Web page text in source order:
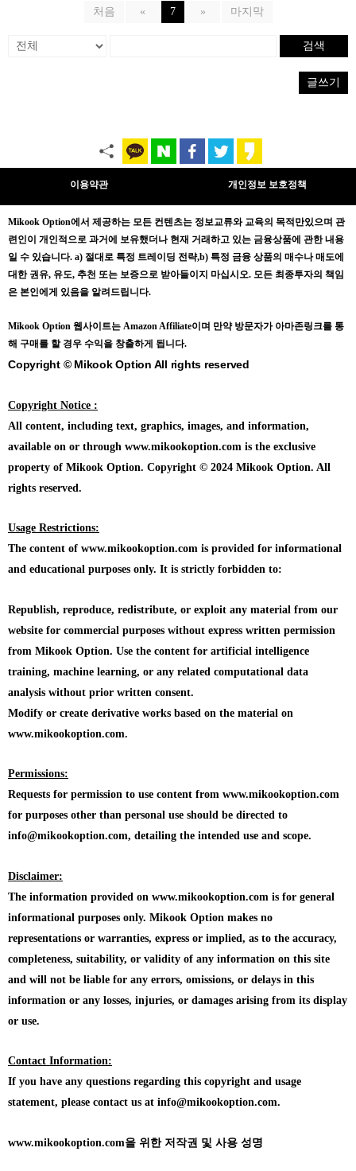
처음 « 7 » 마지막
검색
글쓰기
이용약관 개인정보 보호정책
Mikook Option에서 제공하는 모든 컨텐츠는 정보교류와 교육의 목적만있으며 관
련인이 개인적으로 과거에 보유했더나 현재 거래하고 있는 금융상품에 관한 내용
일 수 있습니다. a) 절대로 특정 트레이딩 전략,b) 특정 금융 상품의 매수나 매도에
대한 권유, 유도, 추천 또는 보증으로 받아들이지 마십시오. 모든 최종투자의 책임
은 본인에게 있음을 알려드립니다.
Mikook Option 웹사이트는 Amazon Affiliate이며 만약 방문자가 아마존링크를 통
해 구매를 할 경우 수익을 창출하게 됩니다.
Copyright © Mikook Option All rights reserved
Copyright Notice :
All content, including text, graphics, images, and information,
available on or through www.mikookoption.com is the exclusive
property of Mikook Option. Copyright © 2024 Mikook Option. All
rights reserved.
Usage Restrictions:
The content of www.mikookoption.com is provided for informational
and educational purposes only. It is strictly forbidden to:
Republish, reproduce, redistribute, or exploit any material from our
website for commercial purposes without express written permission
from Mikook Option. Use the content for artificial intelligence
training, machine learning, or any related computational data
analysis without prior written consent.
Modify or create derivative works based on the material on
www.mikookoption.com.
Permissions:
Requests for permission to use content from www.mikookoption.com
for purposes other than personal use should be directed to
info@mikookoption.com, detailing the intended use and scope.
Disclaimer:
The information provided on www.mikookoption.com is for general
informational purposes only. Mikook Option makes no
representations or warranties, express or implied, as to the accuracy,
completeness, suitability, or validity of any information on this site
and will not be liable for any errors, omissions, or delays in this
information or any losses, injuries, or damages arising from its display
or use.
Contact Information:
If you have any questions regarding this copyright and usage
statement, please contact us at info@mikookoption.com.
www.mikookoption.com을 위한 저작권 및 사용 성명